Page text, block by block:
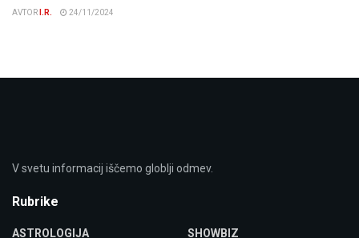
AVTOR I.R. 24/11/2024
V svetu informacij iščemo globlji odmev.
Rubrike
ASTROLOGIJA SHOWBIZ